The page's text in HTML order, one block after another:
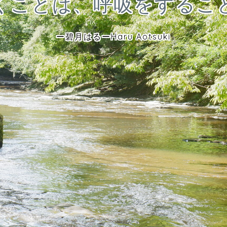
ー碧月はるーHaru Aotsuki